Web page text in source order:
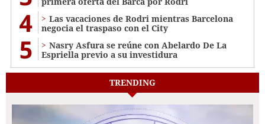
4
Las vacaciones de Rodri mientras Barcelona
negocia el traspaso con el City
5
Nasry Asfura se reúne con Abelardo De La
Espriella previo a su investidura
TRENDING